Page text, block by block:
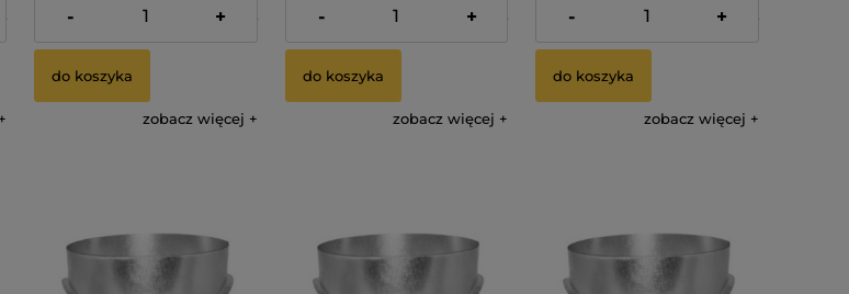
Cena netto:
82,99 zł
- +
do koszyka
zobacz więcej
Cena netto:
82,99 zł
- +
do koszyka
zobacz więcej
Cena netto:
82,99 zł
- +
do koszyka
zobacz więcej